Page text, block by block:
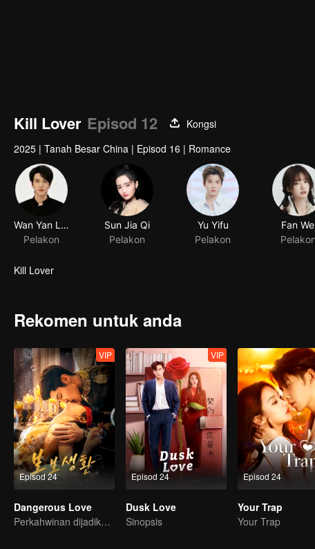
Kill Lover Episod 12
Kongsi
2025 | Tanah Besar China | Episod 16 | Romance
Wan Yan Luo Rong
Pelakon
Sun Jia Qi
Pelakon
Yu Yifu
Pelakon
Fan
Pelakon
Kill Lover
Rekomen untuk anda
Episod 24
VIP
Dangerous Love
Perkahwinan dijadikan umpan untuk balas dendam!
Episod 24
VIP
Dusk Love
Sinopsis
Episod 24
Your Trap
Your Trap